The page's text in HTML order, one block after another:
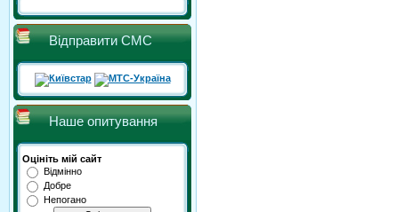
Відправити СМС
Наше опитування
Оцініть мій сайт
Відмінно
Добре
Непогано